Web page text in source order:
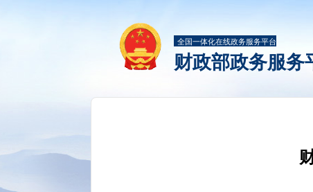
全国一体化在线政务服务平台
财政部政务服务